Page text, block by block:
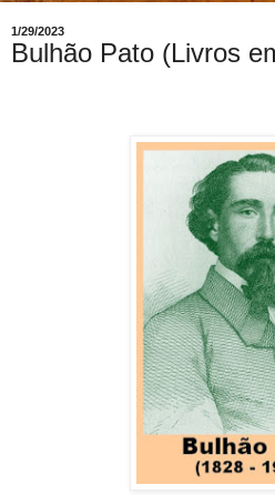
1/29/2023
Bulhão Pato (Livros